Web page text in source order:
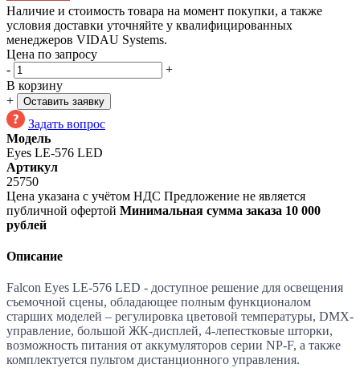
Наличие и стоимость товара на момент покупки, а также
условия доставки уточняйте у квалифицированных
менеджеров VIDAU Systems.
Цена по запросу
-
+
В корзину
+
Оставить заявку
Задать вопрос
Модель
Eyes LE-576 LED
Артикул
25750
Цена указана с учётом НДС Предложение не является
публичной офертой Минимальная сумма заказа 10 000
рублей
Описание
Falcon Eyes LE-576 LED - доступное решение для освещения
съемочной сцены, обладающее полным функционалом
старших моделей – регулировка цветовой температуры, DMX-
управление, большой ЖК-дисплей, 4-лепестковые шторки,
возможность питания от аккумуляторов серии NP-F, а также
комплектуется пультом дистанционного управления.